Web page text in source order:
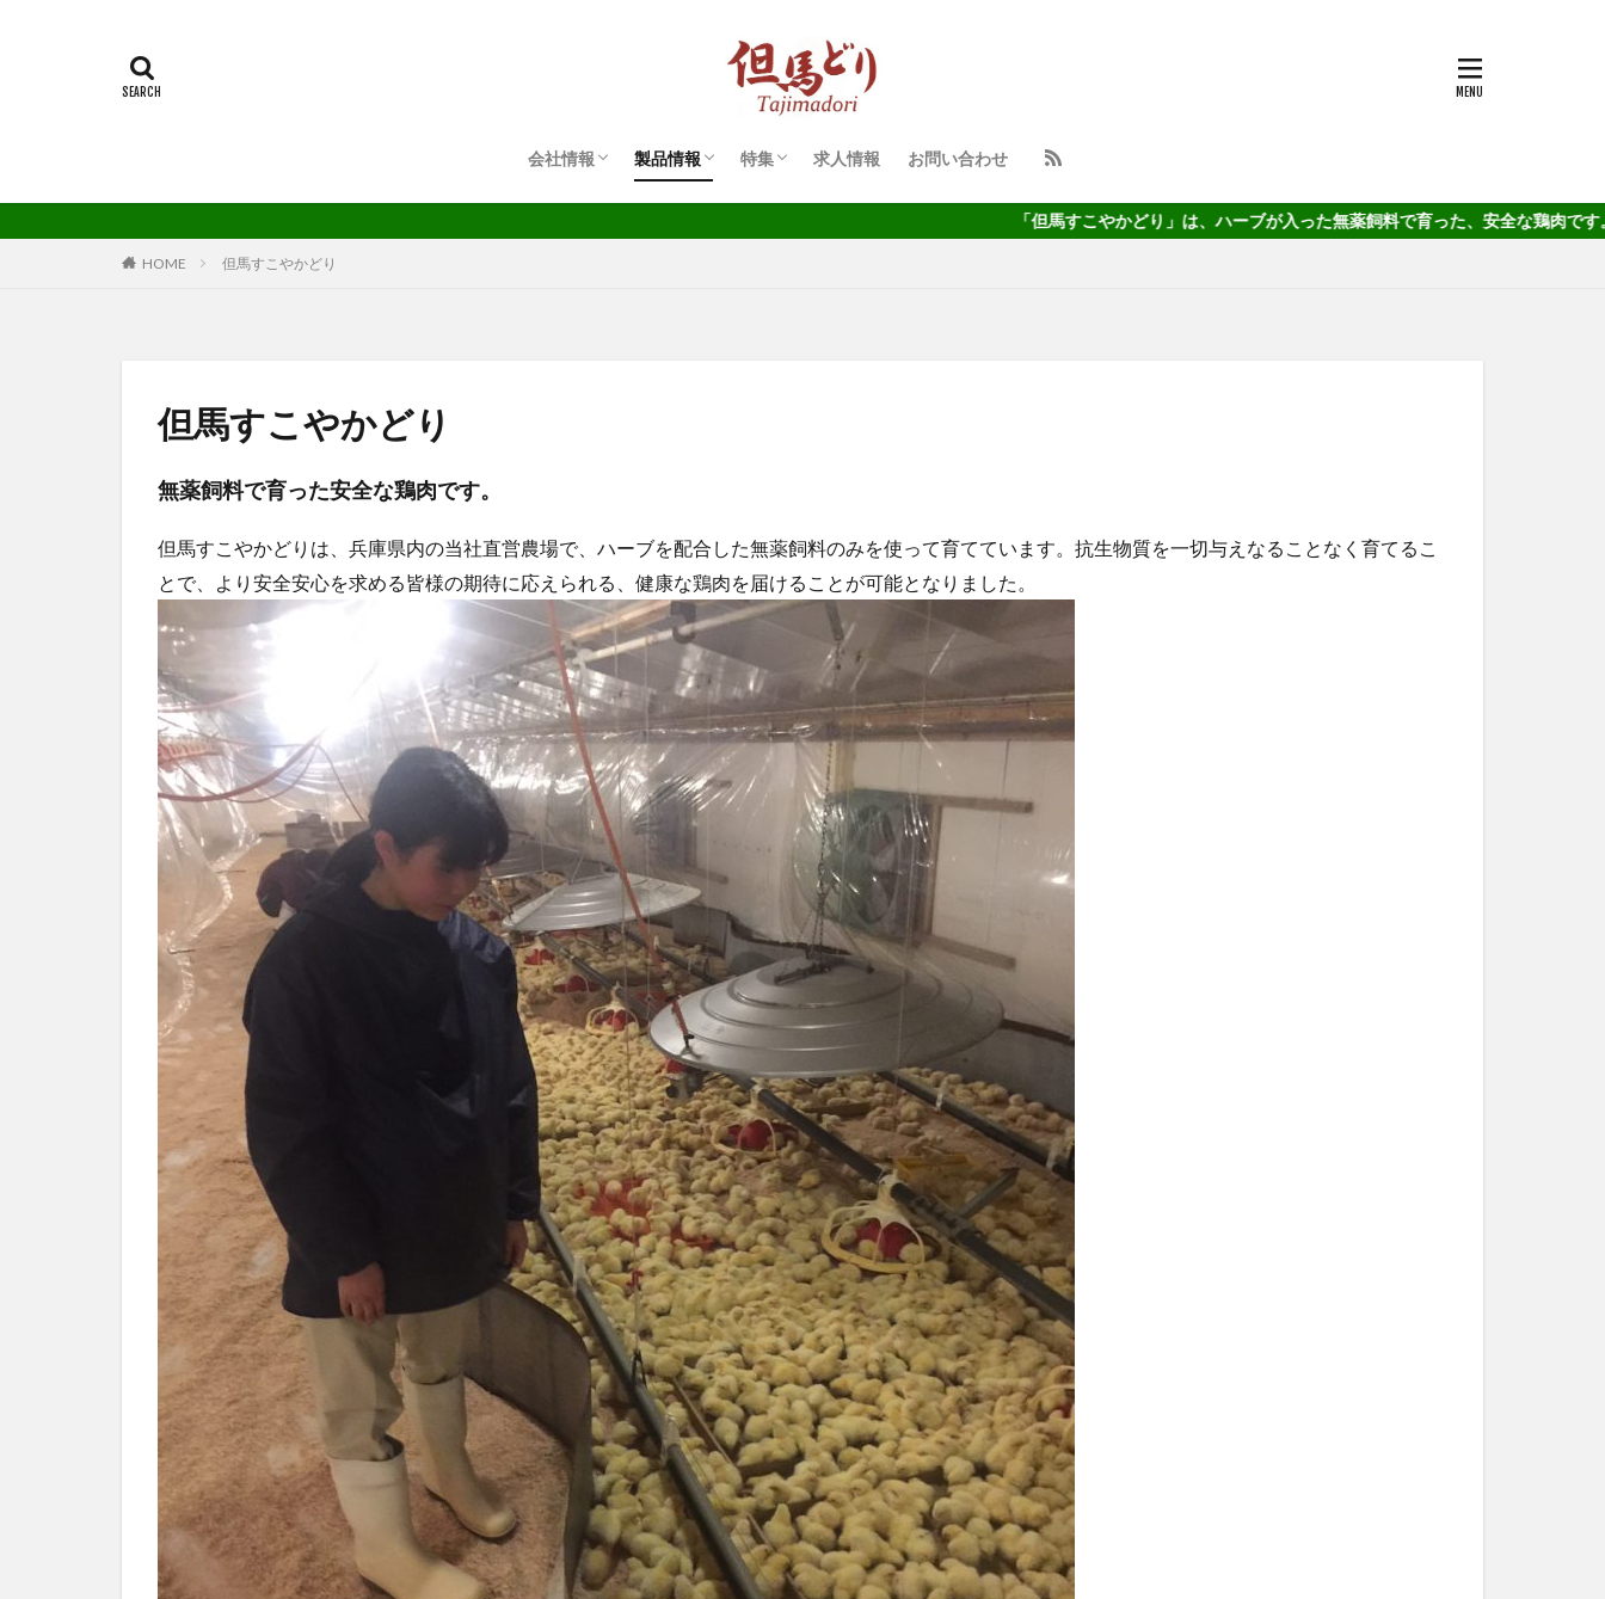
会社情報
代表者挨拶
企業理念
会社概要
会社沿革
製品情報
但馬すこやかどり
特集
但馬どり びっくり市
「但馬どり びっくり市」とは
求人情報 お問い合わせ
「但馬すこやかどり」は、ハーブが入った無薬飼料で育った、安全な鶏肉です。
HOME 但馬すこやかどり
但馬すこやかどり
無薬飼料で育った安全な鶏肉です。
但馬すこやかどりは、兵庫県内の当社直営農場で、ハーブを配合した無薬飼料のみを使って育てています。抗生物質を一切与えなることなく育てるこ
とで、より安全安心を求める皆様の期待に応えられる、健康な鶏肉を届けることが可能となりました。